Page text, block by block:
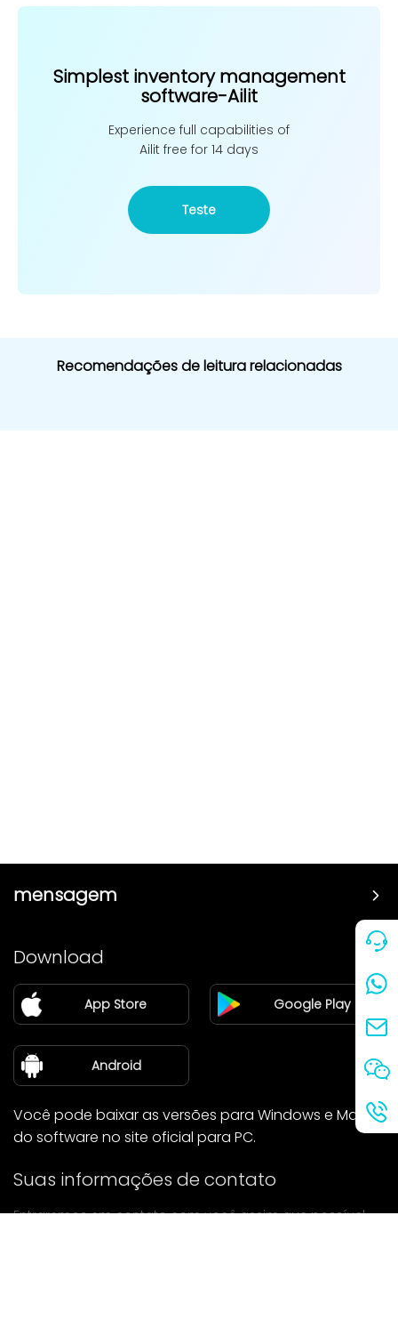
Simplest inventory management
software-Ailit
Experience full capabilities of
Ailit free for 14 days
Teste
Recomendações de leitura relacionadas
mensagem
Parceiro
Blog
sobre nós
Download
App Store Google Play
Android
Você pode baixar as versões para Windows e Mac
do software no site oficial para PC.
Suas informações de contato
Entraremos em contato com você assim que possível.